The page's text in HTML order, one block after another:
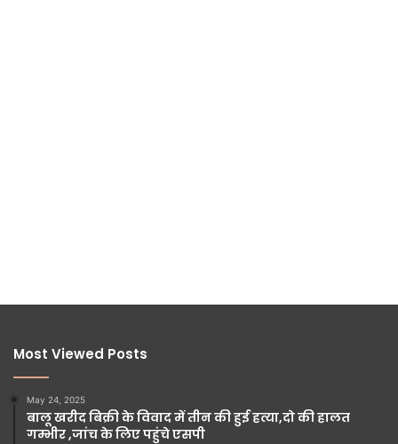
Most Viewed Posts
May 24, 2025
बालू खरीद बिक्री के विवाद में तीन की हुई हत्या,दो की हालत
गम्भीर ,जांच के लिए पहुंचे एसपी